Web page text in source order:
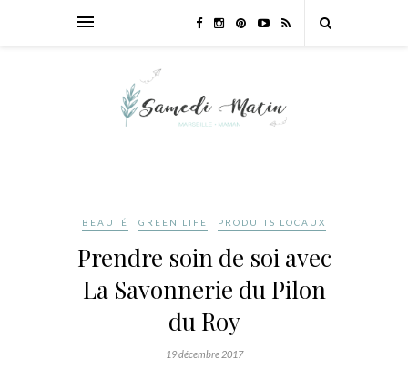
BEAUTÉ GREEN LIFE PRODUITS LOCAUX
Prendre soin de soi avec
La Savonnerie du Pilon
du Roy
19 décembre 2017